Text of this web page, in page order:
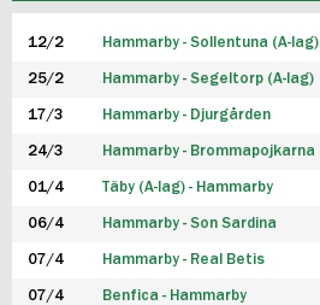
F19
FUTSAL HERR
FUTSAL DAM
12/2 Hammarby - Sollentuna (A-lag)
25/2 Hammarby - Segeltorp (A-lag)
17/3 Hammarby - Djurgården
24/3 Hammarby - Brommapojkarna
01/4 Täby (A-lag) - Hammarby
06/4 Hammarby - Son Sardina
07/4 Hammarby - Real Betis
07/4 Benfica - Hammarby